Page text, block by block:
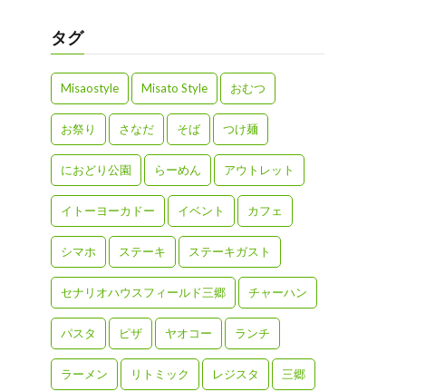
タグ
Misaostyle Misato Style おむつ
お祭り さなだ そば つけ麺
におどり公園 らーめん アウトレット
イトーヨーカドー イベント カフェ
シマホ ステーキ ステーキガスト
セナリオハウスフィールド三郷 チャーハン
パスタ ピザ ヤオコー ランチ
ラーメン リトミック レジスタ 三郷